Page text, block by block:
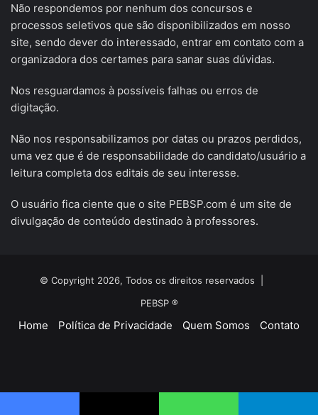
Não respondemos por nenhum dos concursos e
processos seletivos que são disponibilizados em nosso
site, sendo dever do interessado, entrar em contato com a
organizadora dos certames para sanar suas dúvidas.
Nos resguardamos à possíveis falhas ou erros de
digitação.
Não nos responsabilizamos por datas ou prazos perdidos,
uma vez que é de responsabilidade do candidato/usuário a
leitura completa dos editais de seu interesse.
O usuário fica ciente que o site PEBSP.com é um site de
divulgação de conteúdo destinado à professores.
© Copyright 2026, Todos os direitos reservados |
PEBSP ®
Home Política de Privacidade Quem Somos Contato